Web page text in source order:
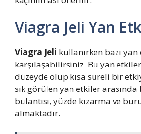
Viagra Jeli Yan
Viagra Jeli kullanırken bazı
karşılaşabilirsiniz. Bu yan
düzeyde olup kısa süreli bir
sık görülen yan etkiler arasında
bulantısı, yüzde kızarma ve
almaktadır.